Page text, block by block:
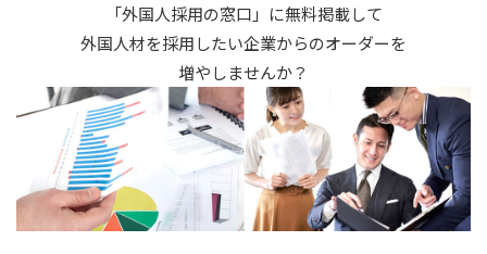
「外国人採用の窓口」に無料掲載して
外国人材を採用したい企業からのオーダーを
増やしませんか？